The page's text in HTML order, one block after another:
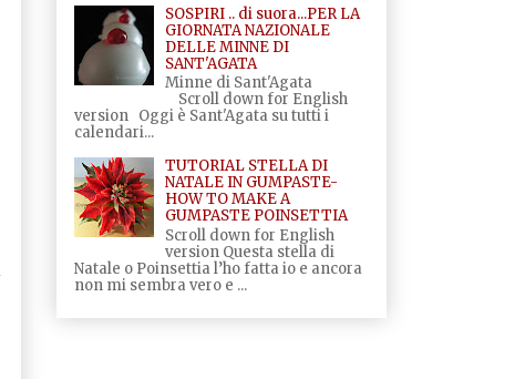
SOSPIRI .. di suora...PER LA
GIORNATA NAZIONALE
DELLE MINNE DI
SANT'AGATA
Minne di Sant'Agata
Scroll down for English
version Oggi è Sant'Agata su tutti i
calendari...
TUTORIAL STELLA DI
NATALE IN GUMPASTE-
HOW TO MAKE A
GUMPASTE POINSETTIA
Scroll down for English
version Questa stella di
Natale o Poinsettia l’ho fatta io e ancora
non mi sembra vero e ...